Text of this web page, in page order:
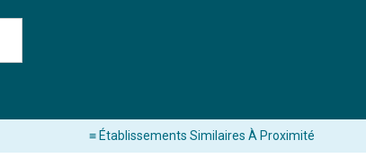
≡ Établissements Similaires À Proximité